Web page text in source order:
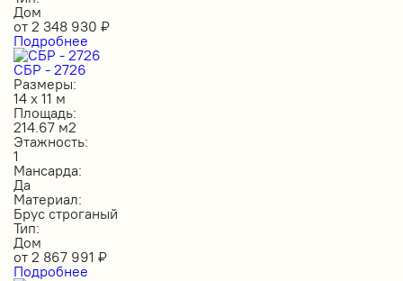
Дом
от 2 348 930 ₽
Подробнее
СБР - 2726
Размеры:
14 х 11 м
Площадь:
214.67 м2
Этажность:
1
Мансарда:
Да
Материал:
Брус строганый
Тип:
Дом
от 2 867 991 ₽
Подробнее